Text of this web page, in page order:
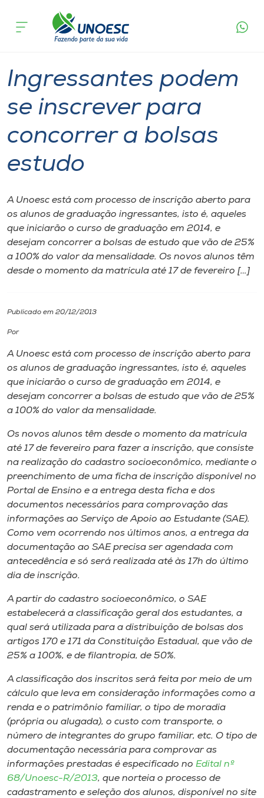
Cursos
Pesquisa
Atendimento ao Estudante
Portal de Ensino
A
Internacionalização
Cultura
CPA
Biblioteca
Editora
Rádio
Museu
Unoesc
Selecione
o idioma
acontece
Ingressantes podem
se inscrever para
concorrer a bolsas
estudo
A Unoesc está com processo de inscrição aberto para
os alunos de graduação ingressantes, isto é, aqueles
que iniciarão o curso de graduação em 2014, e
desejam concorrer a bolsas de estudo que vão de 25%
a 100% do valor da mensalidade. Os novos alunos têm
desde o momento da matrícula até 17 de fevereiro […]
Publicado em 20/12/2013
Por
A Unoesc está com processo de inscrição aberto para
os alunos de graduação ingressantes, isto é, aqueles
que iniciarão o curso de graduação em 2014, e
desejam concorrer a bolsas de estudo que vão de 25%
a 100% do valor da mensalidade.
Os novos alunos têm desde o momento da matrícula
até 17 de fevereiro para fazer a inscrição, que consiste
na realização do cadastro socioeconômico, mediante o
preenchimento de uma ficha de inscrição disponível no
Portal de Ensino e a entrega desta ficha e dos
documentos necessários para comprovação das
informações ao Serviço de Apoio ao Estudante (SAE).
Como vem ocorrendo nos últimos anos, a entrega da
documentação ao SAE precisa ser agendada com
antecedência e só será realizada até às 17h do último
dia de inscrição.
A partir do cadastro socioeconômico, o SAE
estabelecerá a classificação geral dos estudantes, a
qual será utilizada para a distribuição de bolsas dos
artigos 170 e 171 da Constituição Estadual, que vão de
25% a 100%, e de filantropia, de 50%.
A classificação dos inscritos será feita por meio de um
cálculo que leva em consideração informações como a
renda e o patrimônio familiar, o tipo de moradia
(própria ou alugada), o custo com transporte, o
número de integrantes do grupo familiar, etc. O tipo de
documentação necessária para comprovar as
informações prestadas é especificado no Edital nº
68/Unoesc-R/2013, que norteia o processo de
cadastramento e seleção dos alunos, disponível no site